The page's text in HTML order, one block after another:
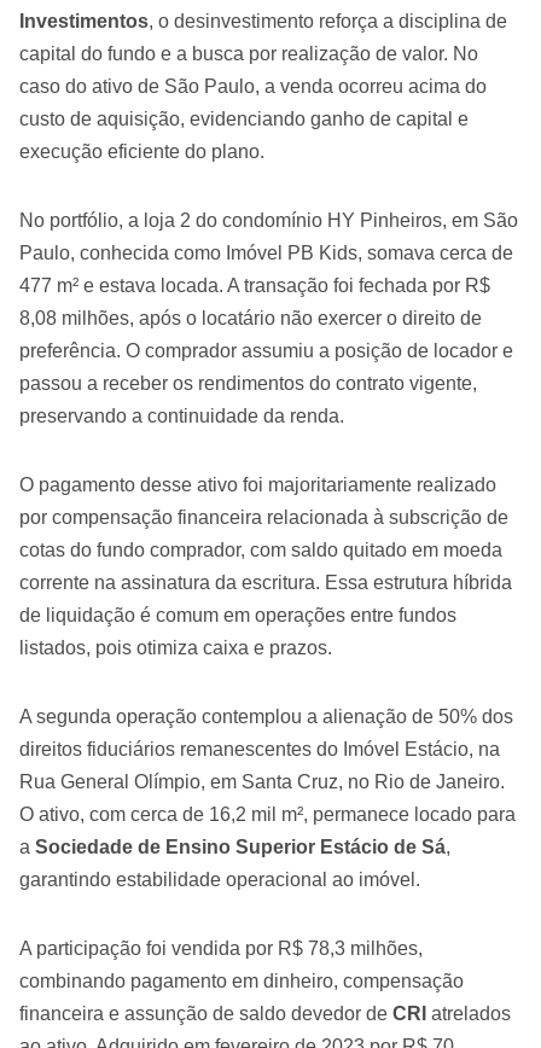
Investimentos, o desinvestimento reforça a disciplina de
capital do fundo e a busca por realização de valor. No
caso do ativo de São Paulo, a venda ocorreu acima do
custo de aquisição, evidenciando ganho de capital e
execução eficiente do plano.
No portfólio, a loja 2 do condomínio HY Pinheiros, em São
Paulo, conhecida como Imóvel PB Kids, somava cerca de
477 m² e estava locada. A transação foi fechada por R$
8,08 milhões, após o locatário não exercer o direito de
preferência. O comprador assumiu a posição de locador e
passou a receber os rendimentos do contrato vigente,
preservando a continuidade da renda.
O pagamento desse ativo foi majoritariamente realizado
por compensação financeira relacionada à subscrição de
cotas do fundo comprador, com saldo quitado em moeda
corrente na assinatura da escritura. Essa estrutura híbrida
de liquidação é comum em operações entre fundos
listados, pois otimiza caixa e prazos.
A segunda operação contemplou a alienação de 50% dos
direitos fiduciários remanescentes do Imóvel Estácio, na
Rua General Olímpio, em Santa Cruz, no Rio de Janeiro.
O ativo, com cerca de 16,2 mil m², permanece locado para
a Sociedade de Ensino Superior Estácio de Sá,
garantindo estabilidade operacional ao imóvel.
A participação foi vendida por R$ 78,3 milhões,
combinando pagamento em dinheiro, compensação
financeira e assunção de saldo devedor de CRI atrelados